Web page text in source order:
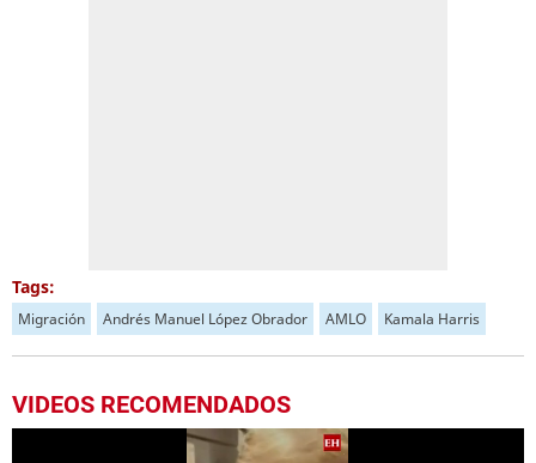
Tags:
Migración Andrés Manuel López Obrador AMLO Kamala Harris
VIDEOS RECOMENDADOS